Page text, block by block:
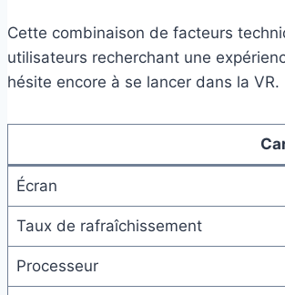
Cette combinaison de facteurs
utilisateurs recherchant une
hésite encore à se lancer dans la VR.
Écran
Taux de rafraîchissement
Processeur